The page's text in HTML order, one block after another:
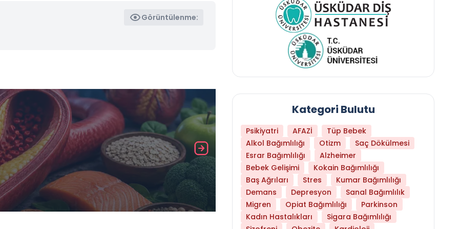
Görüntülenme:
Daha Az Protein Tüketmek Yaşlanmayı
Kategori Bulutu
Psikiyatri AFAZİ
Tüp Bebek
Alkol Bağımlılığı
Otizm
Saç Dökülmesi
Esrar Bağımlılığı
Alzheimer
Bebek Gelişimi
Kokain Bağımlılığı
Baş Ağrıları
Stres
Kumar Bağımlılığı
Demans
Depresyon
Sanal Bağımlılık
Migren
Opiat Bağımlılığı
Parkinson
Kadın Hastalıkları
Sigara Bağımlılığı